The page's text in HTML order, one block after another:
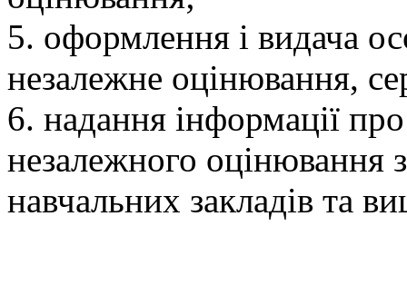
5. оформлення і видача
незалежне оцінювання,
6. надання інформації
незалежного оцінювання
навчальних закладів та